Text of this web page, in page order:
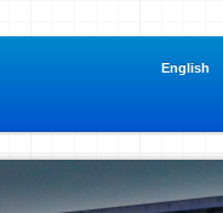
English